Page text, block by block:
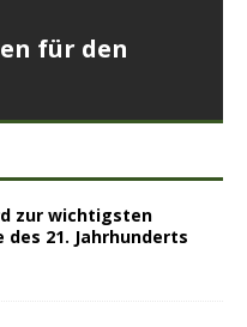
für den
zur wichtigsten
21. Jahrhunderts